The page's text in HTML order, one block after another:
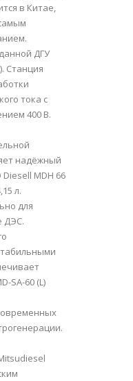
в Китае,
ДГУ
Станция
тока с
400 В.
надёжный
MDH 66
л.
для
ДЭС.
SA-60 (L)